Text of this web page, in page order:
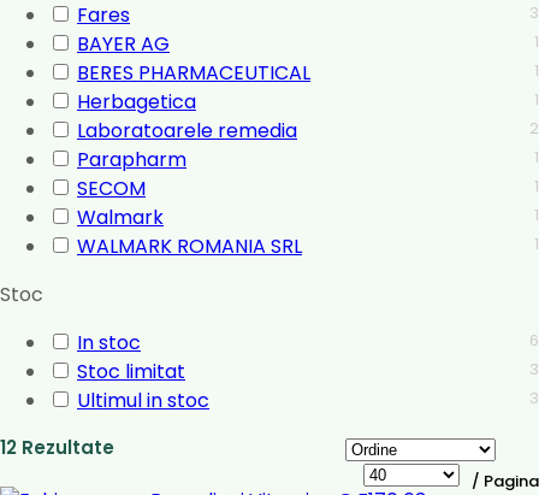
Fares
3
BAYER AG 1
BERES PHARMACEUTICAL 1
Herbagetica 1
Laboratoarele remedia 2
Parapharm 1
SECOM 1
Walmark 1
WALMARK ROMANIA SRL 1
Stoc
In stoc
6
Stoc limitat 3
Ultimul in stoc 3
12 Rezultate
/ Pagina